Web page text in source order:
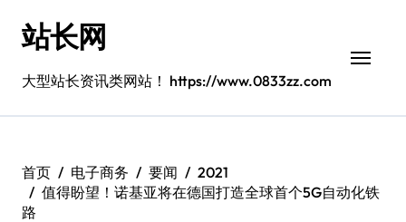
站长网
大型站长资讯类网站！ https://www.0833zz.com
首页 电子商务 要闻
2021
值得盼望！诺基亚将在德国打造全球首个5G自动化铁
路